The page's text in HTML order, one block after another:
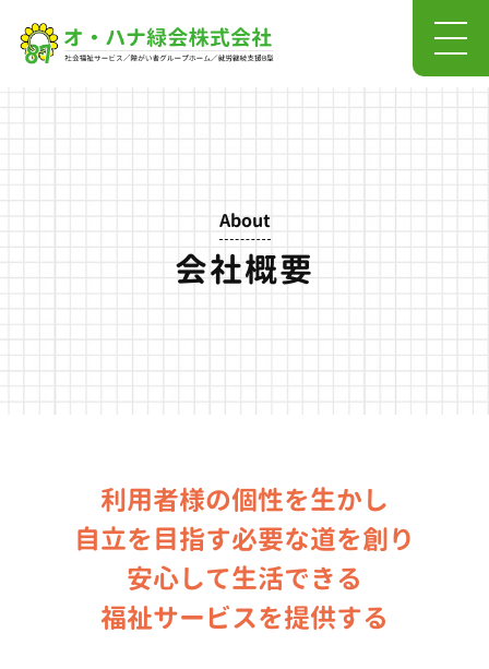
About
会社概要
利用者様の個性を生かし
自立を目指す必要な道を創り
安心して生活できる
福祉サービスを提供する